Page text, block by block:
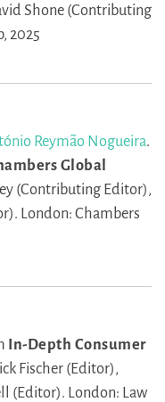
Shone (Contributing
2025
Reymão Nogueira.
Global
(Contributing Editor),
London: Chambers
In-Depth Consumer
Fischer (Editor),
(Editor). London: Law